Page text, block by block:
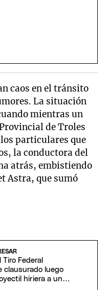
caos en el tránsito
La situación
mientras un
de Troles
particulares que
la conductora del
atrás, embistiendo
Astra, que sumó
Federal
clausurado luego
hiriera a un